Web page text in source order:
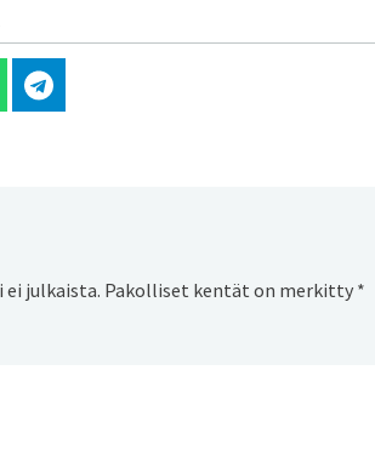
Whatsappissa
Jaa Telegramissa
julkaista. Pakolliset kentät on merkitty *